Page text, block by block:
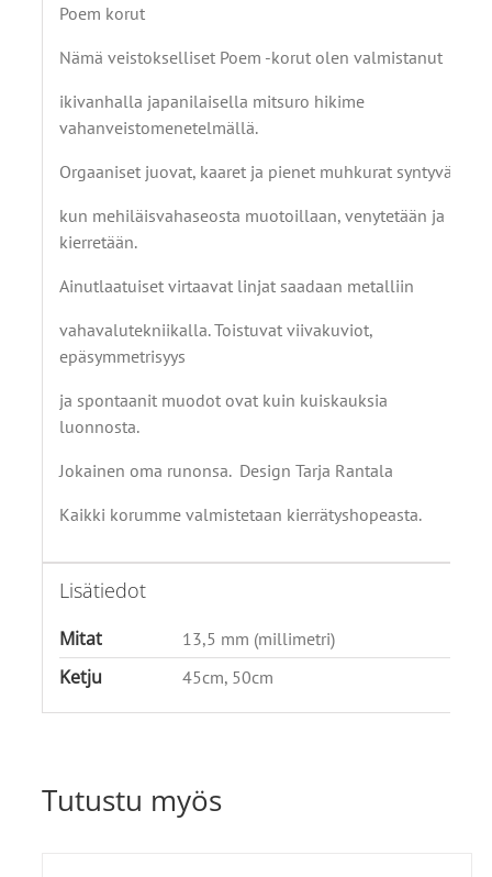
Poem korut
Nämä veistokselliset Poem -korut olen valmistanut
ikivanhalla japanilaisella mitsuro hikime
vahanveistomenetelmällä.
Orgaaniset juovat, kaaret ja pienet muhkurat syntyvät
kun mehiläisvahaseosta muotoillaan, venytetään ja
kierretään.
Ainutlaatuiset virtaavat linjat saadaan metalliin
vahavalutekniikalla. Toistuvat viivakuviot,
epäsymmetrisyys
ja spontaanit muodot ovat kuin kuiskauksia
luonnosta.
Jokainen oma runonsa. Design Tarja Rantala
Kaikki korumme valmistetaan kierrätyshopeasta.
Lisätiedot
Mitat 13,5 mm (millimetri)
Ketju 45cm, 50cm
Tutustu myös